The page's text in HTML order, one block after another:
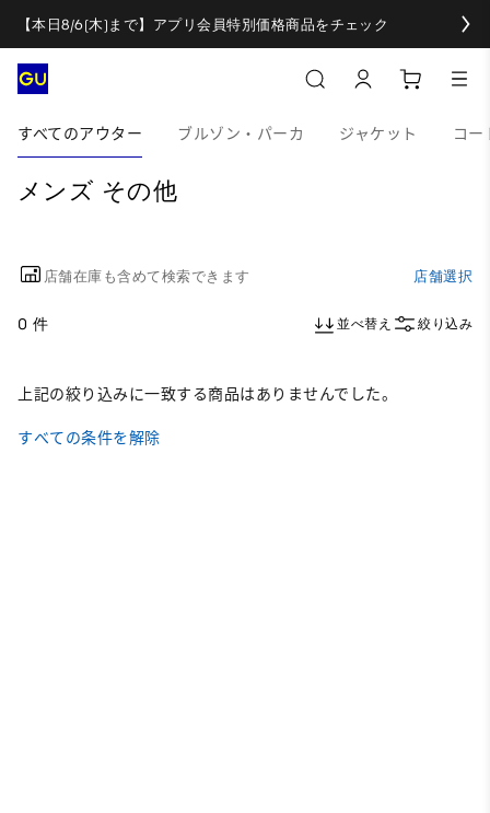
【本日8/6(木)まで】アプリ会員特別価格商品をチェック
すべてのアウター ブルゾン・パーカ ジャケット コー
メンズ その他
店舗在庫も含めて検索できます 店舗選択
0 件 並べ替え 絞り込み
上記の絞り込みに一致する商品はありませんでした。
すべての条件を解除